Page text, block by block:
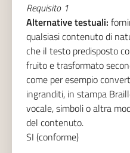
Requisito 1
Alternative testuali:
qualsiasi contenuto di
che il testo predisposto
fruito e trasformato
come per esempio
ingranditi, in stampa
vocale, simboli o altra
del contenuto.
SI (conforme)